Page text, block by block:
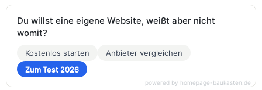
Du willst eine eigene Website, weißt aber nicht
womit?
Kostenlos starten
Anbieter vergleichen
Zum Test 2026
powered by homepage-baukasten.de